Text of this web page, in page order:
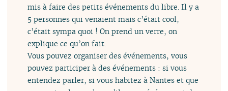
mis à faire des petits événements du libre. Il y a
5 personnes qui venaient mais c’était cool,
c’était sympa quoi ! On prend un verre, on
explique ce qu’on fait.
Vous pouvez organiser des événements, vous
pouvez participer à des événements : si vous
entendez parler, si vous habitez à Nantes et que